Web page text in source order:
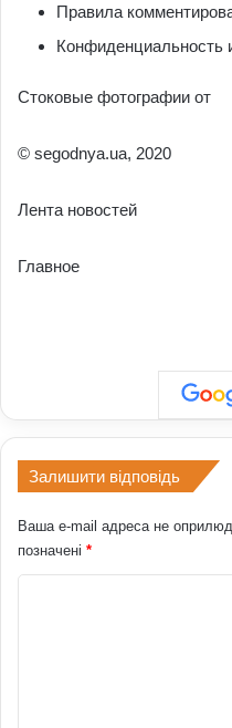
Правила
Конфиденциальность
Стоковые фотографии от
© segodnya.ua, 2020
Лента новостей
Главное
Залишити відповідь
Ваша e-mail адреса не
позначені *